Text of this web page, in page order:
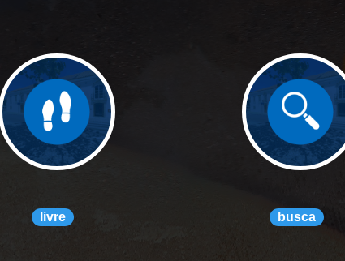
livre busca